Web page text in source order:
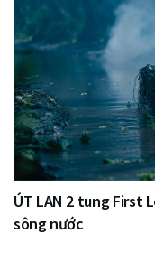
ÚT LAN 2 tung First
sông nước